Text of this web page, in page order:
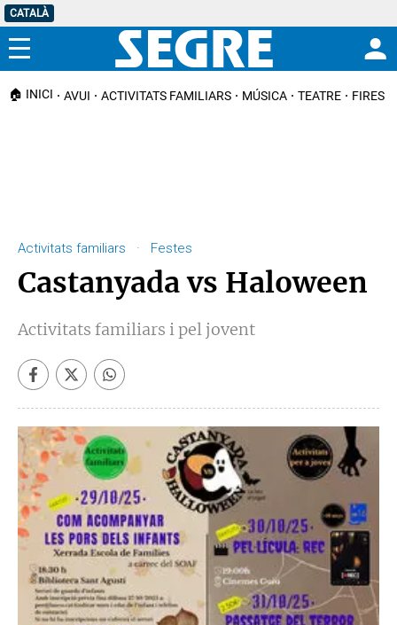
CATALÀ
Menú
🏠 INICI AVUI ACTIVITATS FAMILIARS MÚSICA TEATRE FIRES I
Activitats familiars · Festes
Castanyada vs Haloween
Activitats familiars i pel jovent